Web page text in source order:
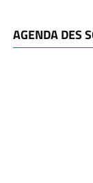
AGENDA DES